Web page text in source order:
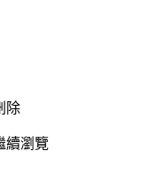
除
續瀏覽